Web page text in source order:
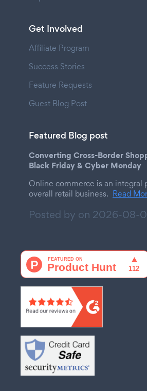
Get Involved
Affiliate Program
Success Stories
Feature Requests
Guest Blog Post
Featured Blog post
Converting Cross-Border
Black Friday & Cyber Monday
Online commerce is an integral
overall retail business. Read
Posted by on 2026-08-